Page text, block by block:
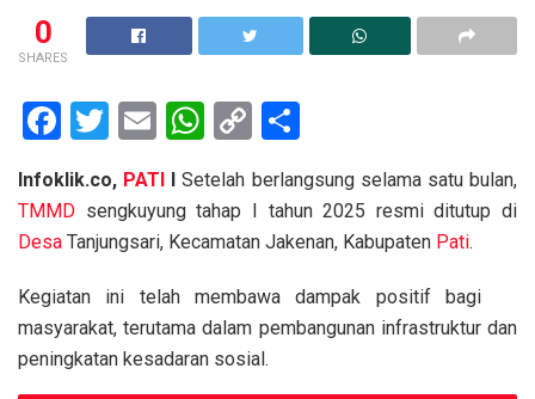
0
SHARES
F
ce
b
o
k
T
tt
er
E
ail
W
at
s
p
p
C
py
Li
k
ar
e
Infoklik.co, PATI I Setelah berlangsung selama satu bulan,
TMMD sengkuyung tahap I tahun 2025 resmi ditutup di
Desa Tanjungsari, Kecamatan Jakenan, Kabupaten Pati.
Kegiatan ini telah membawa dampak positif bagi
masyarakat, terutama dalam pembangunan infrastruktur dan
peningkatan kesadaran sosial.